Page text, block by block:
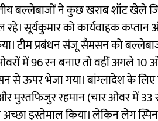
बल्लेबाजों ने कुछ खराब शॉट खेले
रहे। सूर्यकुमार को कार्यवाहक
टीम प्रबंधन संजू सैमसन को
में 96 रन बनाए तो वहीं अगले 10
से ऊपर भेजा गया। बांग्लादेश के
मुस्तफिजुर रहमान (चार ओवर में 33
अच्छा इस्तेमाल किया। लेकिन लेग